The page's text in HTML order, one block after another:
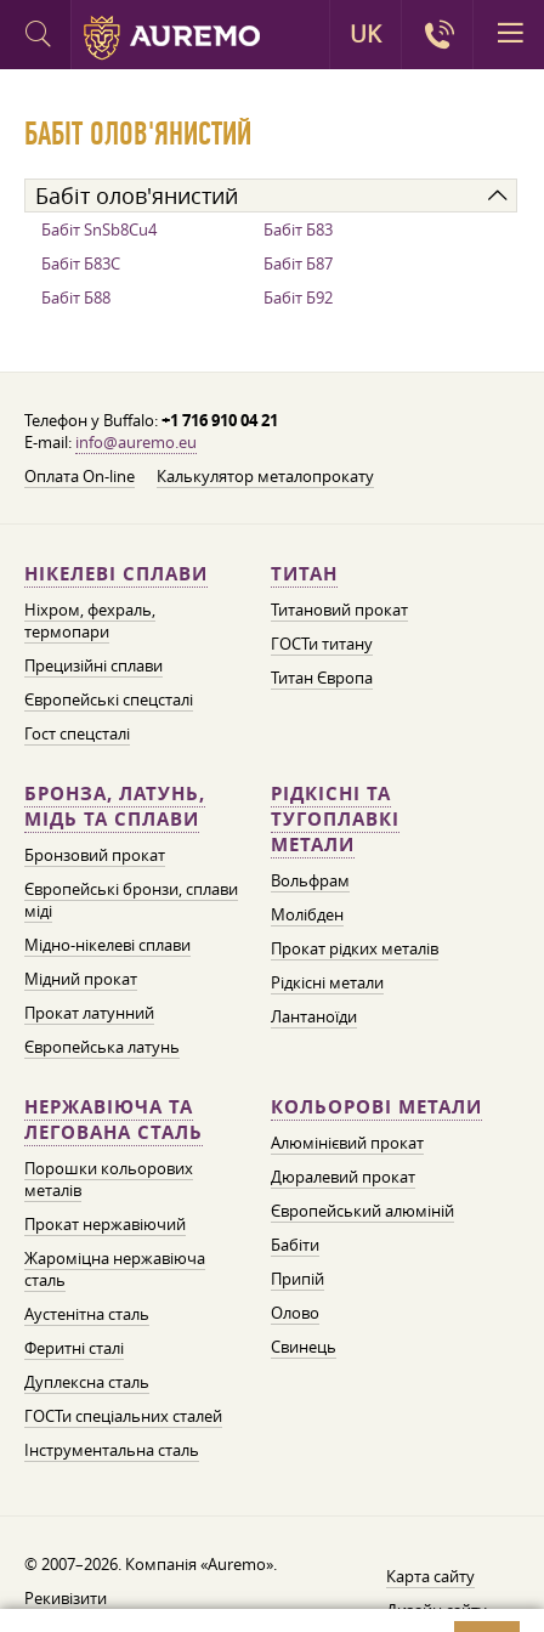
БАБІТ ОЛОВ'ЯНИСТИЙ
Бабіт олов'янистий
Бабіт SnSb8Cu4
Бабіт Б83
Бабіт Б83С
Бабіт Б87
Бабіт Б88
Бабіт Б92
Телефон у Buffalo:+1 716 910 04 21
E-mail: info@auremo.eu
Оплата On-line
Калькулятор металопрокату
НІКЕЛЕВІ СПЛАВИ
Ніхром, фехраль,
термопари
Прецизійні сплави
Європейські спецсталі
Гост спецсталі
ТИТАН
Титановий прокат
ГОСТи титану
Титан Європа
БРОНЗА, ЛАТУНЬ,
МІДЬ ТА СПЛАВИ
Бронзовий прокат
Європейські бронзи, сплави
міді
Мідно-нікелеві сплави
Мідний прокат
Прокат латунний
Європейська латунь
РІДКІСНІ ТА
ТУГОПЛАВКІ
МЕТАЛИ
Вольфрам
Молібден
Прокат рідких металів
Рідкісні метали
Лантаноїди
НЕРЖАВІЮЧА ТА
ЛЕГОВАНА СТАЛЬ
Порошки кольорових
металів
Прокат нержавіючий
Жароміцна нержавіюча
сталь
Аустенітна сталь
Феритні сталі
Дуплексна сталь
ГОСТи спеціальних сталей
Інструментальна сталь
КОЛЬОРОВІ МЕТАЛИ
Алюмінієвий прокат
Дюралевий прокат
Європейський алюміній
Бабіти
Припій
Олово
Свинець
© 2007–2026. Компанія «Auremo».
Рекивізити
Карта сайту
Дизайн сайту —
UK